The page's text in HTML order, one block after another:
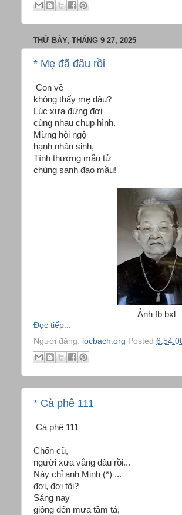
THỨ BẢY, THÁNG 9 27, 2025
* Mẹ đã đâu rồi
Con về
không thấy mẹ đâu?
Lúc xưa đứng đợi
cùng nhau chụp hình.
Mừng hội ngộ
hạnh nhân sinh,
Tình thương mẫu tử
chúng sanh đạo mầu!
Ảnh fb bxl
Đọc tiếp...
Người đăng: locbach.org Posted
* Cà phê 111
Cà phê 111
Chốn cũ,
người xưa vắng đâu rồi...
Này chỉ anh Minh (*) ...
đợi, đợi tôi?
Sáng nay
giông đến mưa tầm tả,